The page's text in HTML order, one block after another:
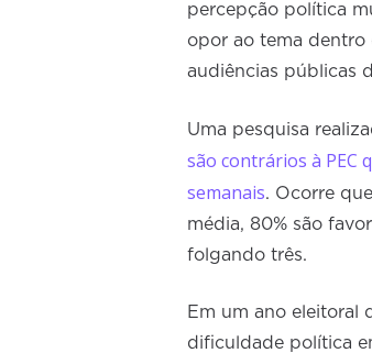
percepção política
opor ao tema dentro
audiências públicas
Uma pesquisa
são contrários à PEC
semanais. Ocorre
média, 80% são
folgando três.
Em um ano eleitoral
dificuldade política